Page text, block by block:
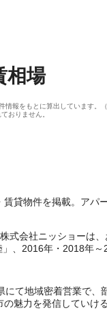
相場
情報をもとに算出しています。
おりません。
貸物件を掲載。アパ
式会社ニッショー
、2016年・2018年
て地域密着営業で
魅力を発信していけ